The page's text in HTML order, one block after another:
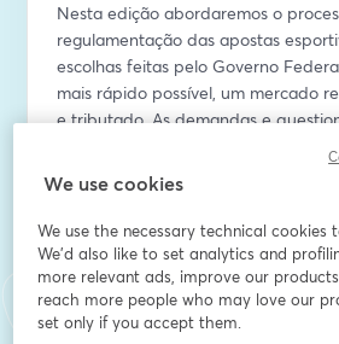
Nesta edição abordaremos o
regulamentação das apostas
escolhas feitas pelo Governo
mais rápido possível, um mercado
e tributado. As demandas e
stakeholders e potenciais
🗓️ 17/10 (terça-feira)
🕒 18h00
🎤 Palestrantes:
- Fernanda Meirelles | Sócia da área
We use cookies
We use the necessary technical cookies
We'd also like to set analytics and
more relevant ads, improve our
reach more people who may love our
set only if you accept them.